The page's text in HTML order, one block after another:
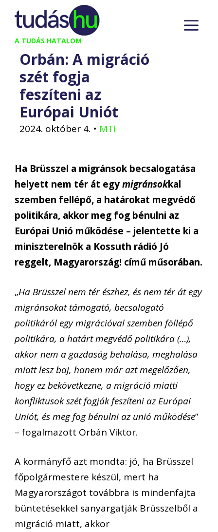
Kilépés
tartalomba
A TUDÁS HATALOM
Orbán: A migráció
szét fogja
feszíteni az
Európai Uniót
2024. október 4. • MTI
Ha Brüsszel a migránsok becsalogatása
helyett nem tér át egymigránsokkal
szemben fellépő, a határokat megvédő
politikára, akkor meg fog bénulni az
Európai Unió működése – jelentette ki a
miniszterelnök a Kossuth rádió Jó
reggelt, Magyarország! című műsorában.
„Ha Brüsszel nem tér észhez, és nem tér át egy
migránsokat támogató, becsalogató
politikáról egy migrációval szemben föllépő
politikára, a határt megvédő politikára (…),
akkor nem a gazdaság behalása, meghalása
miatt lesz baj, hanem már azt megelőzően,
hogy ez bekövetkezne, a migráció miatti
konfliktusok szét fogják feszíteni az Európai
Uniót, és meg fog bénulni az unió működése”
– fogalmazott Orbán Viktor.
A kormányfő azt mondta: jó, ha Brüsszel
főpolgármestere készül, mert ha
Magyarországot továbbra is mindenfajta
büntetésekkel sanyargatják Brüsszelből a
migráció miatt, akkor